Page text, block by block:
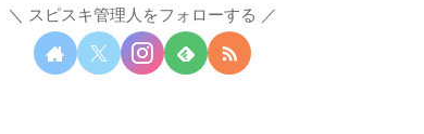
スピスキ管理人をフォローする